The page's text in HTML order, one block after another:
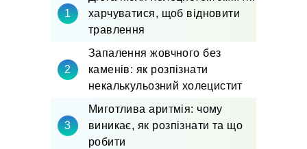
харчуватися, щоб відновити
травлення
Запалення жовчного без
каменів: як розпізнати
некалькульозний холецистит
Миготлива аритмія: чому
виникає, як розпізнати та що
робити